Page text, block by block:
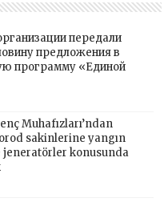
передали
предложения в
программу «Единой
Muhafızları’ndan
sakinlerine yangın
jeneratörler konusunda